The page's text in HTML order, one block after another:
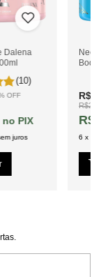
Dalena
(10)
OFF
PIX
juros
Body
6 x